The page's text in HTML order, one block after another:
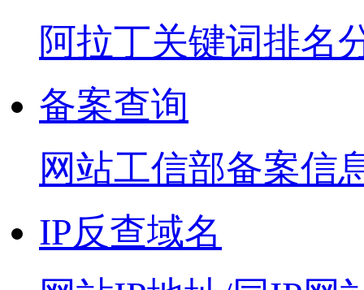
阿拉丁关键词排名
备案查询
网站工信部备案信
IP反查域名